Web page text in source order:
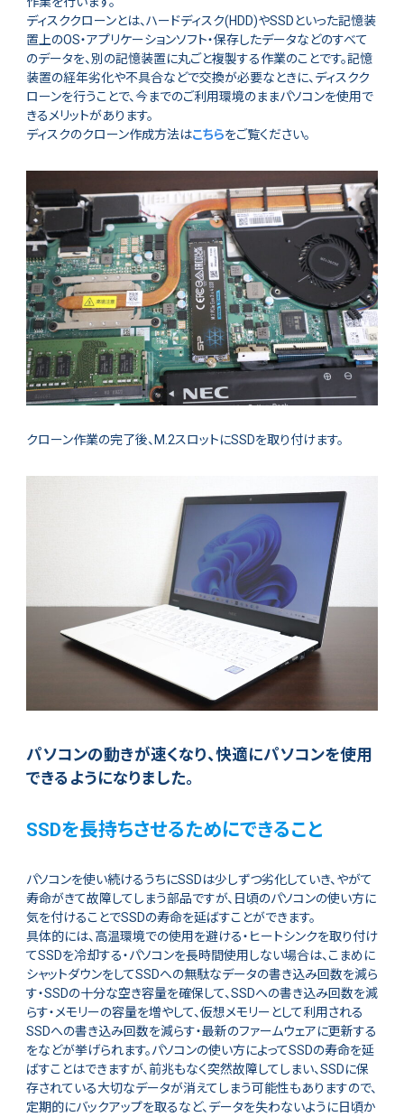
ディスククローンとは、ハードディスク(HDD)やSSDといった記憶装
置上のOS・アプリケーションソフト・保存したデータなどのすべて
のデータを、別の記憶装置に丸ごと複製する作業のことです。記憶
装置の経年劣化や不具合などで交換が必要なときに、ディスクク
ローンを行うことで、今までのご利用環境のままパソコンを使用で
きるメリットがあります。
ディスクのクローン作成方法はこちらをご覧ください。
クローン作業の完了後、M.2スロットにSSDを取り付けます。
パソコンの動きが速くなり、快適にパソコンを使用
できるようになりました。
SSDを長持ちさせるためにできること
パソコンを使い続けるうちにSSDは少しずつ劣化していき、やがて
寿命がきて故障してしまう部品ですが、日頃のパソコンの使い方に
気を付けることでSSDの寿命を延ばすことができます。
具体的には、高温環境での使用を避ける・ヒートシンクを取り付け
てSSDを冷却する・パソコンを長時間使用しない場合は、こまめに
シャットダウンをしてSSDへの無駄なデータの書き込み回数を減ら
す・SSDの十分な空き容量を確保して、SSDへの書き込み回数を減
らす・メモリーの容量を増やして、仮想メモリーとして利用される
SSDへの書き込み回数を減らす・最新のファームウェアに更新する
をなどが挙げられます。パソコンの使い方によってSSDの寿命を延
ばすことはできますが、前兆もなく突然故障してしまい、SSDに保
存されている大切なデータが消えてしまう可能性もありますので、
定期的にバックアップを取るなど、データを失わないように日頃か